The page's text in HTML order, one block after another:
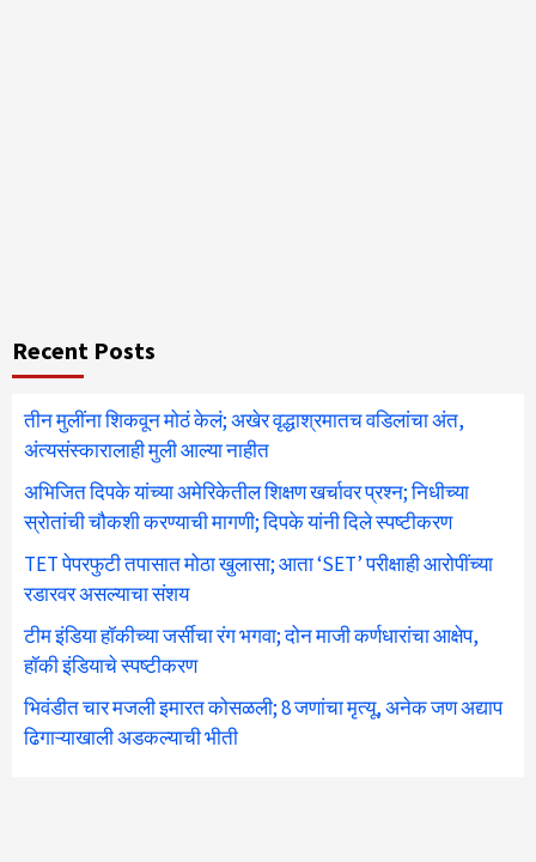
Recent Posts
तीन मुलींना शिकवून मोठं केलं; अखेर वृद्धाश्रमातच वडिलांचा अंत,
अंत्यसंस्कारालाही मुली आल्या नाहीत
अभिजित दिपके यांच्या अमेरिकेतील शिक्षण खर्चावर प्रश्न; निधीच्या
स्रोतांची चौकशी करण्याची मागणी; दिपके यांनी दिले स्पष्टीकरण
TET पेपरफुटी तपासात मोठा खुलासा; आता ‘SET’ परीक्षाही आरोपींच्या
रडारवर असल्याचा संशय
टीम इंडिया हॉकीच्या जर्सीचा रंग भगवा; दोन माजी कर्णधारांचा आक्षेप,
हॉकी इंडियाचे स्पष्टीकरण
भिवंडीत चार मजली इमारत कोसळली; 8 जणांचा मृत्यू, अनेक जण अद्याप
ढिगाऱ्याखाली अडकल्याची भीती